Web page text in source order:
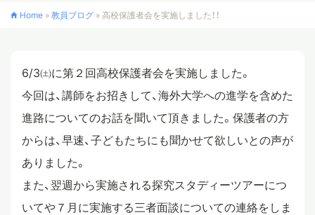
クロスカリキュラム
スタディツアー
ニュース
Home » 教員ブログ » 高校保護者会を実施しました！！
6/3㈯に第２回高校保護者会を実施しました。
今回は、講師をお招きして、海外大学への進学を含めた
進路についてのお話を聞いて頂きました。保護者の方
からは、早速、子どもたちにも聞かせて欲しいとの声が
ありました。
また、翌週から実施される探究スタディーツアーにつ
いてや７月に実施する三者面談についての連絡をしま